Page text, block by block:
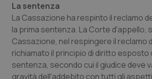
Valle D’Aosta
Veneto
Oncodermatologia
Oncoematologia
Oncologia & Nutrizione
La sentenza
La Cassazione ha respinto il reclamo
la prima sentenza. La Corte d'appello,
Cassazione, nel respingere il reclamo
richiamato il principio di diritto esposto
sentenza, secondo cui il giudice deve
gravità dell'addebito con tutti gli